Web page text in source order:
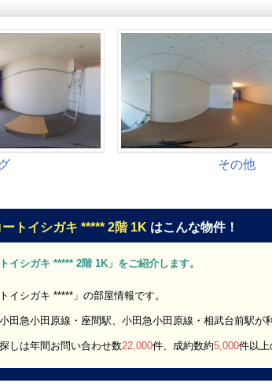
トイシガキ ***** 2階 1K はこんな物件！
イシガキ ***** 2階 1K」をご紹介します。
イシガキ *****」の部屋情報です。
田急小田原線・座間駅、小田急小田原線・相武台前駅が
しは年間お問い合わせ数22,000件、成約数約5,000件以